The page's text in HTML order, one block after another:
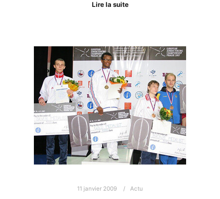
Lire la suite
11 janvier 2009 Actu